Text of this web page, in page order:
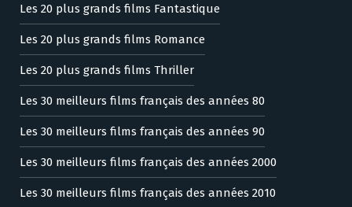
Les 20 plus grands films Fantastique
Les 20 plus grands films Romance
Les 20 plus grands films Thriller
Les 30 meilleurs films français des années 80
Les 30 meilleurs films français des années 90
Les 30 meilleurs films français des années 2000
Les 30 meilleurs films français des années 2010